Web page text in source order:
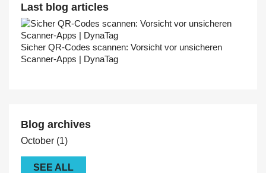
Last blog articles
Sicher QR-Codes scannen: Vorsicht vor unsicheren
Scanner-Apps | DynaTag
Blog archives
October (1)
SEE ALL